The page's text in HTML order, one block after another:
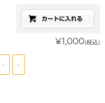
¥1,000(税込)
> »